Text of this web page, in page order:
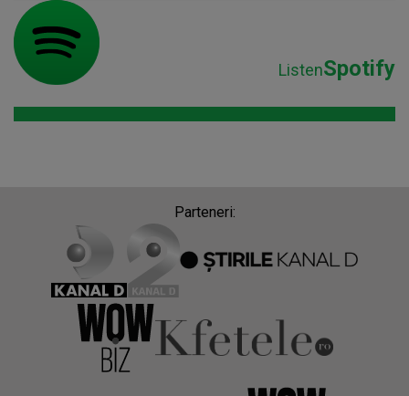
ListenSpotify
Parteneri: